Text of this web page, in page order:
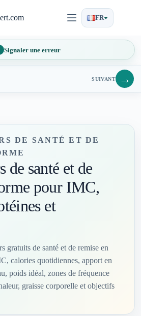
FR
Signaler une erreur
SUIVANT →
DE SANTÉ ET DE
de santé et de
pour IMC,
et
gratuits de santé et de remise en
calories quotidiennes, apport en
poids idéal, zones de fréquence
graisse corporelle et objectifs